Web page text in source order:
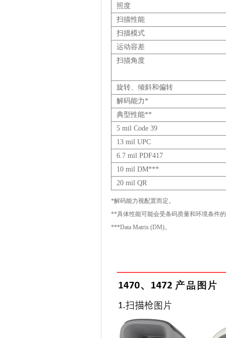
照度
扫描性能
扫描模式
运动容差
扫描角度
旋转、倾斜和偏转
解码能力 *
典型性能**
5 mil Code 39
13 mil UPC
6.7 mil PDF417
10 mil DM***
20 mil QR
*解码能力视配置而定。
**具体性能可能会受条码质量和环境条件
***Data Matrix (DM)。